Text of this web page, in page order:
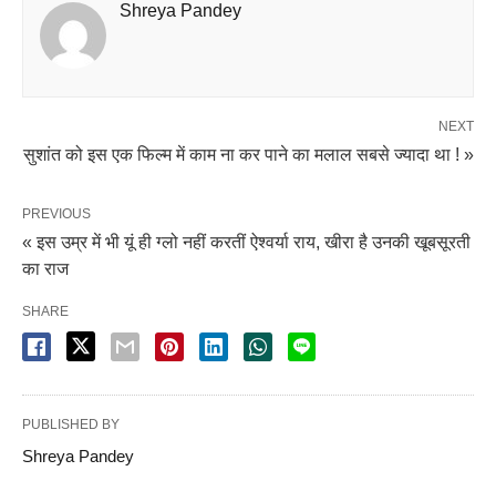
Shreya Pandey
NEXT
सुशांत को इस एक फिल्म में काम ना कर पाने का मलाल सबसे ज्यादा था ! »
PREVIOUS
« इस उम्र में भी यूं ही ग्लो नहीं करतीं ऐश्वर्या राय, खीरा है उनकी खूबसूरती
का राज
SHARE
PUBLISHED BY
Shreya Pandey